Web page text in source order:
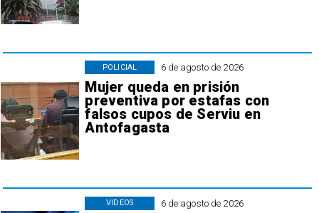
6 de agosto de 2026
Mujer queda en prisión
preventiva por estafas con
falsos cupos de Serviu en
Antofagasta
POLICIAL
6 de agosto de 2026
VIDEOS